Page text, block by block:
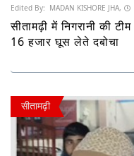
Edited By: MADAN KISHORE JHA,
सीतामढ़ी में निगरानी की
16 हजार घूस लेते दबोचा
सीतामढ़ी